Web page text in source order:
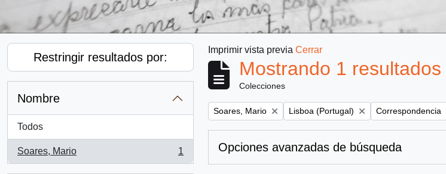
Restringir resultados por:
Nombre
Todos
Soares, Mario
, 1 resultados
1
Imprimir vista previa Cerrar
Mostrando 1 resultados
Colecciones
Remove filter:
Soares, Mario Remove filter:
Lisboa (Portugal) Remove filter:
Correspondencia
Opciones avanzadas de búsqueda